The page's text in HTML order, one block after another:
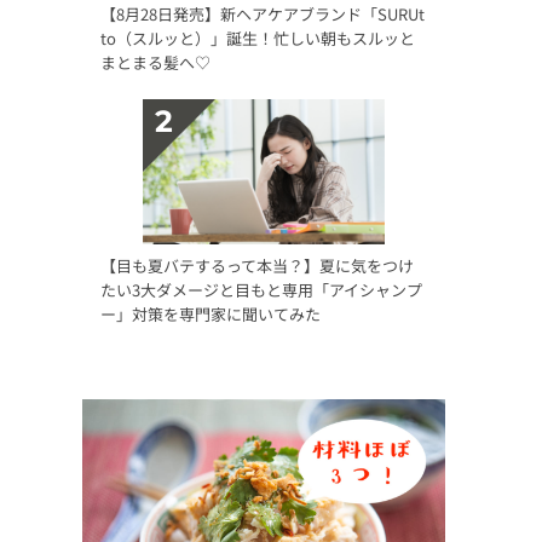
【8月28日発売】新ヘアケアブランド「SURUt
to（スルッと）」誕生！忙しい朝もスルッと
まとまる髪へ♡
【目も夏バテするって本当？】夏に気をつけ
たい3大ダメージと目もと専用「アイシャンプ
ー」対策を専門家に聞いてみた